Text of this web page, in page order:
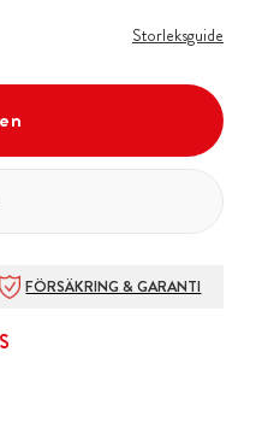
Storleksguide
FÖRSÄKRING & GARANTI